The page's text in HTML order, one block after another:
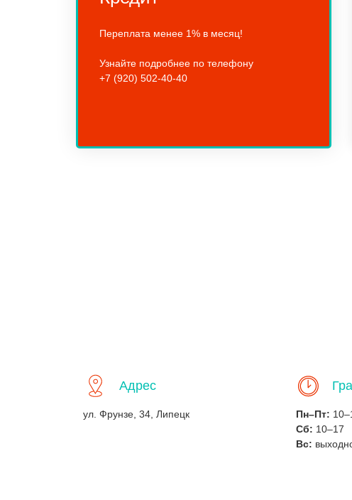
Переплата менее 1% в месяц!
Узнайте подробнее по телефону
+7 (920) 502-40-40
Адрес
ул. Фрунзе, 34, Липецк Пн–Пт:
Сб: 10–17
Вс: